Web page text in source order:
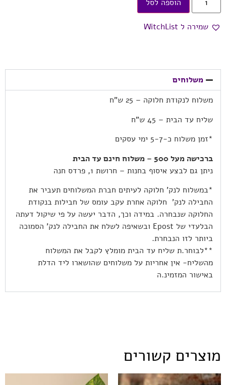
הוספה לסל
שמירה ל WitchList
משלוחים
משלוח לנקודת חלוקה – 25 ש”ח
שליח עד הבית – 45 ש”ח
*זמן משלוח כ-5-7 ימי עסקים
ברכישה מעל 500 – משלוח חינם עד הבית
ניתן גם לבצע איסוף בחנות – חרושת 1, פרדס חנה
*במשלוח לנק’ חלוקה לעיתים חברת המשלוחים תעביר את
החבילה לנק’ חלוקה אחרת עקב עומס של חבילות בנקודת
החלוקה שנבחרה. במידה וכך, הדבר יעשה על פי שיקול דעתה
הבלעדי של Epost ובשאיפה לשלח את החבילה לנק’ הסמוכה
ביותר לזו הנבחרת.
**לבוחר.ת שליח עד הבית מומלץ לקבל את המשלוח
מהשליח- אין אחריות על משלוחים שהושארו ליד הדלת
באישור המזמינ.ה
מוצרים קשורים